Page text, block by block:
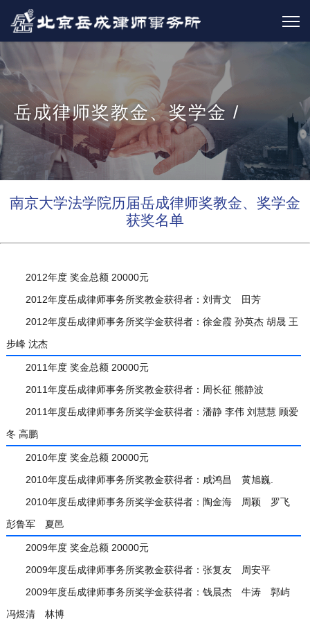
岳成律师奖教金、奖学金 /
南京大学法学院历届岳成律师奖教金、奖学金
获奖名单
2012年度 奖金总额 20000元
2012年度岳成律师事务所奖教金获得者：刘青文 田芳
2012年度岳成律师事务所奖学金获得者：徐金霞 孙英杰 胡晟 王
步峰 沈杰
2011年度 奖金总额 20000元
2011年度岳成律师事务所奖教金获得者：周长征 熊静波
2011年度岳成律师事务所奖学金获得者：潘静 李伟 刘慧慧 顾爱
冬 高鹏
2010年度 奖金总额 20000元
2010年度岳成律师事务所奖教金获得者：咸鸿昌 黄旭巍.
2010年度岳成律师事务所奖学金获得者：陶金海 周颖 罗飞
彭鲁军 夏邑
2009年度 奖金总额 20000元
2009年度岳成律师事务所奖教金获得者：张复友 周安平
2009年度岳成律师事务所奖学金获得者：钱晨杰 牛涛 郭屿
冯煜清 林博